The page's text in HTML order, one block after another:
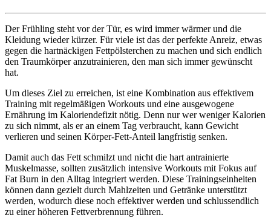
Der Frühling steht vor der Tür, es wird immer wärmer und die
Kleidung wieder kürzer. Für viele ist das der perfekte Anreiz, etwas
gegen die hartnäckigen Fettpölsterchen zu machen und sich endlich
den Traumkörper anzutrainieren, den man sich immer gewünscht
hat.
Um dieses Ziel zu erreichen, ist eine Kombination aus effektivem
Training mit regelmäßigen Workouts und eine ausgewogene
Ernährung im Kaloriendefizit nötig. Denn nur wer weniger Kalorien
zu sich nimmt, als er an einem Tag verbraucht, kann Gewicht
verlieren und seinen Körper-Fett-Anteil langfristig senken.
Damit auch das Fett schmilzt und nicht die hart antrainierte
Muskelmasse, sollten zusätzlich intensive Workouts mit Fokus auf
Fat Burn in den Alltag integriert werden. Diese Trainingseinheiten
können dann gezielt durch Mahlzeiten und Getränke unterstützt
werden, wodurch diese noch effektiver werden und schlussendlich
zu einer höheren Fettverbrennung führen.